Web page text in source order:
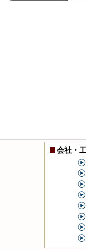
会社・